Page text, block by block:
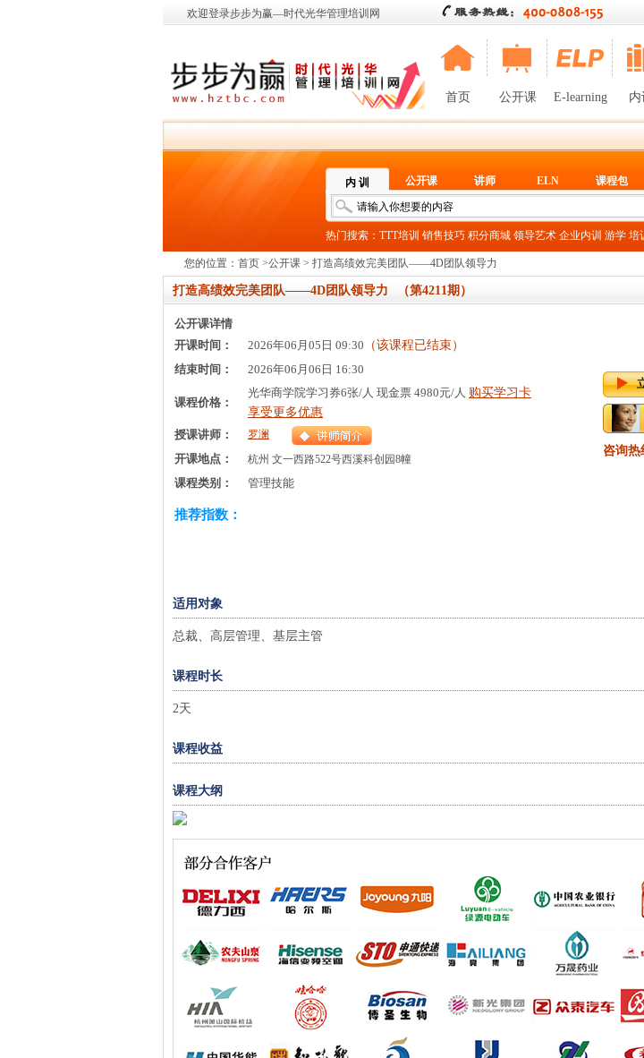
欢迎登录步步为赢—时代光华管理培训网
首页 公开课 E-learning 内
内 训 公开课 讲师 ELN 课程包
热门搜索： TTT培训 销售技巧 积分商城 领导艺术 企业内训 游学 培
您的位置： 首页 >公开课 > 打造高绩效完美团队——4D团队领导力
打造高绩效完美团队——4D团队领导力 （第4211期）
公开课详情
开课时间：
2026年06月05日 09:30 （该课程已结束）
结束时间：
2026年06月06日 16:30
课程价格：
光华商学院学习券6张/人 现金票 4980元/人 购买学习卡
享受更多优惠
授课讲师：
罗澜
开课地点： 杭州 文一西路522号西溪科创园8幢
课程类别： 管理技能
推荐指数：
咨询热
适用对象
总裁、高层管理、基层主管
课程时长
2天
课程收益
课程大纲